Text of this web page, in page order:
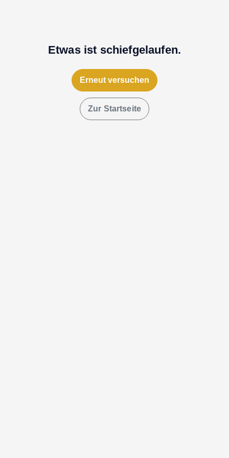
Etwas ist schiefgelaufen.
Erneut versuchen
Zur Startseite